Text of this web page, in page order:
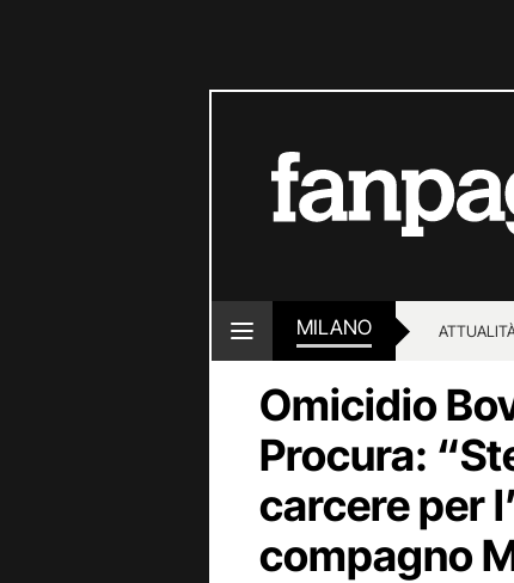
MILANO
Omicidio
Procura:
carcere per
compagno